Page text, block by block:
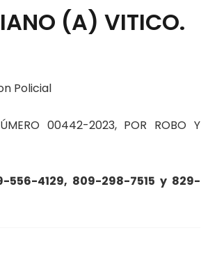
(A) VITICO.
Policial
00442-2023, POR ROBO Y
556-4129, 809-298-7515 y 829-